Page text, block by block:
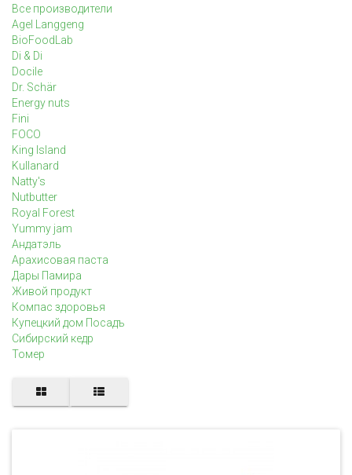
Все производители
Agel Langgeng
BioFoodLab
Di & Di
Docile
Dr. Schär
Energy nuts
Fini
FOCO
King Island
Kullanard
Natty's
Nutbutter
Royal Forest
Yummy jam
Андатэль
Арахисовая паста
Дары Памира
Живой продукт
Компас здоровья
Купецкий дом Посадъ
Сибирский кедр
Томер